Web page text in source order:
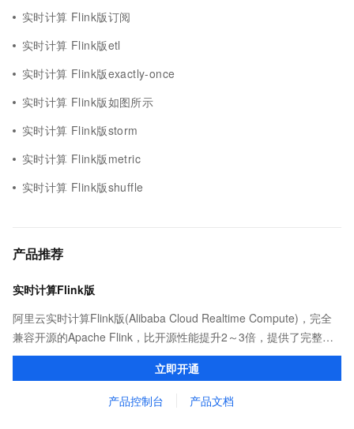
实时计算 Flink版订阅
实时计算 Flink版etl
实时计算 Flink版exactly-once
实时计算 Flink版如图所示
实时计算 Flink版storm
实时计算 Flink版metric
实时计算 Flink版shuffle
产品推荐
实时计算Flink版
阿里云实时计算Flink版(Alibaba Cloud Realtime Compute)，完全
兼容开源的Apache Flink，比开源性能提升2～3倍，提供了完整的
告警、监控、日志的解决方案、提升开发效率且无运维成本，并有
立即开通
产品控制台 产品文档